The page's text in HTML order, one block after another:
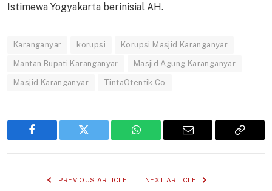
Istimewa Yogyakarta berinisial AH.
Karanganyar korupsi Korupsi Masjid Karanganyar
Mantan Bupati Karanganyar Masjid Agung Karanganyar
Masjid Karanganyar TintaOtentik.Co
Facebook Twitter WhatsApp Email
Copy
PREVIOUS ARTICLE NEXT ARTICLE